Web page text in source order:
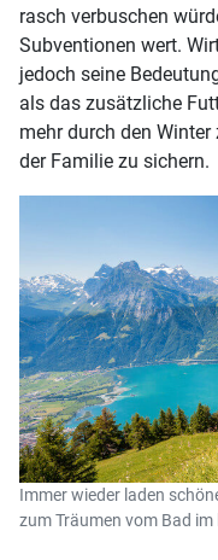
rasch verbuschen
Subventionen wert.
jedoch seine
als das zusätzliche
mehr durch den
der Familie zu sichern.
Immer wieder laden
zum Träumen vom Bad im